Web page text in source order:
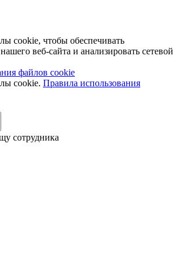
cookie, чтобы обеспечивать
веб-сайта и анализировать сетевой
файлов cookie
cookie. Правила использования
сотрудника